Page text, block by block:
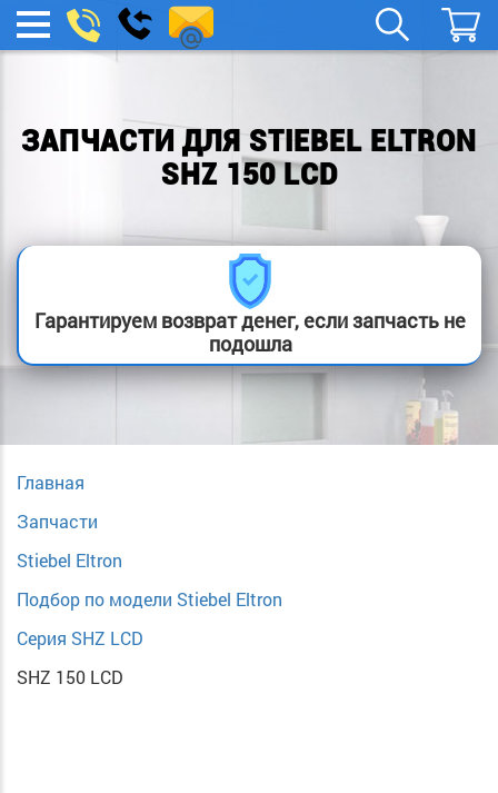
МЕНЮ
boylera@yandex.ru
Заказать
звонок
ЗАПЧАСТИ ДЛЯ STIEBEL ELTRON
SHZ 150 LCD
Гарантируем возврат денег, если запчасть не
подошла
Главная
Запчасти
Stiebel Eltron
Подбор по модели Stiebel Eltron
Серия SHZ LCD
SHZ 150 LCD